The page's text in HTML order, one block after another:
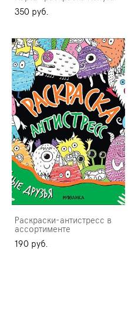
350 pуб.
Раскраски-антистресс в
ассортименте
190 pуб.